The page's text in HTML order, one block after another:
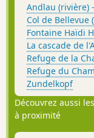
Andlau (rivière)
Col de Bellevue
Fontaine Haïdi
La cascade de
Refuge de la
Refuge du
Zundelkopf
Découvrez aussi
à proximité